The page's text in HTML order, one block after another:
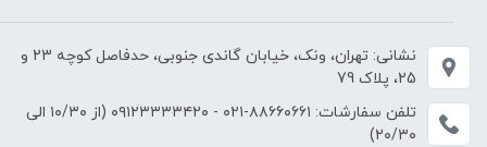
نشانی: تهران، ونک، خیابان گاندی جنوبی، حدفاصل کوچه 23 و
25، پلاک 79
تلفن سفارشات: ۸۸۶۶۰۶۶۱-۰۲۱ - ۰۹۱۲۳۳۳۳۴۲۰
(از ۱۰/۳۰ الی
۲۰/۳۰)